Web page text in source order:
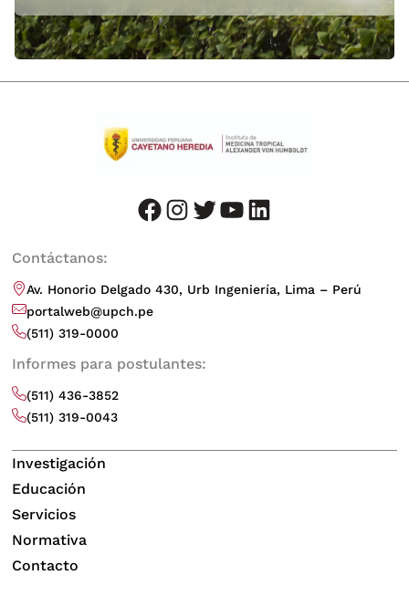
facebook instagram twitter youtube LinkedIn
Contáctanos:
Av. Honorio Delgado 430, Urb Ingeniería, Lima – Perú
portalweb@upch.pe
(511) 319-0000
Informes para postulantes:
(511) 436-3852
(511) 319-0043
Investigación
Educación
Servicios
Normativa
Contacto